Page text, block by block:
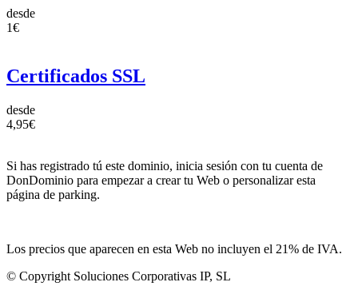
desde
1€
Certificados SSL
desde
4,95€
Si has registrado tú este dominio, inicia sesión con tu cuenta de
DonDominio para empezar a crear tu Web o personalizar esta
página de parking.
Los precios que aparecen en esta Web no incluyen el 21% de IVA.
© Copyright Soluciones Corporativas IP, SL